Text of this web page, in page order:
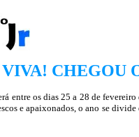
CHEGOU
entre os dias 25 a 28 de
e apaixonados, o ano se